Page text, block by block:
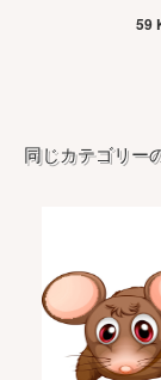
59
同じカテゴリー